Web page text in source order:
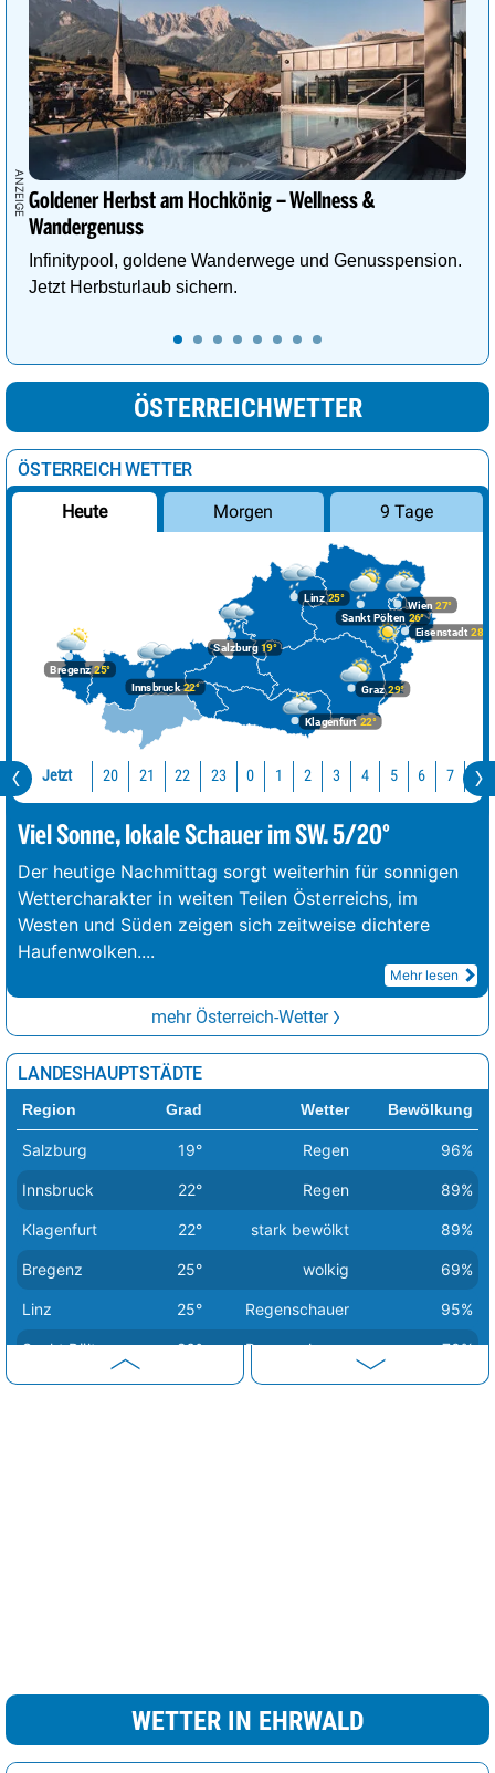
Goldener Herbst am Hochkönig – Wellness &
Wandergenuss
Infinitypool, goldene Wanderwege und Genusspension.
Jetzt Herbsturlaub sichern.
ÖSTERREICHWETTER
ÖSTERREICH WETTER
Heute Morgen 9 Tage
Bregenz25°
Graz29°
Innsbruck22°
Klagenfurt 22°
Linz25°
Salzburg19°
Wien 27°
Eisenstadt 28°
Sankt Pölten 26°
Jetzt 20 21 22 23 0 1 2 3 4 5 6 7 8
Viel Sonne, lokale Schauer im SW. 5/20°
Der heutige Nachmittag sorgt weiterhin für sonnigen
Wettercharakter in weiten Teilen Österreichs, im
Westen und Süden zeigen sich zeitweise dichtere
Haufenwolken....
Mehr lesen
mehr Österreich-Wetter
LANDESHAUPTSTÄDTE
Region Grad Wetter Bewölkung
Salzburg 19° Regen 96%
Innsbruck 22° Regen 89%
Klagenfurt 22° stark bewölkt 89%
Bregenz 25° wolkig 69%
Linz 25° Regenschauer 95%
Sankt Pölten 26° Regenschauer 70%
Wien 27° Sprühregen 58%
WETTER IN EHRWALD